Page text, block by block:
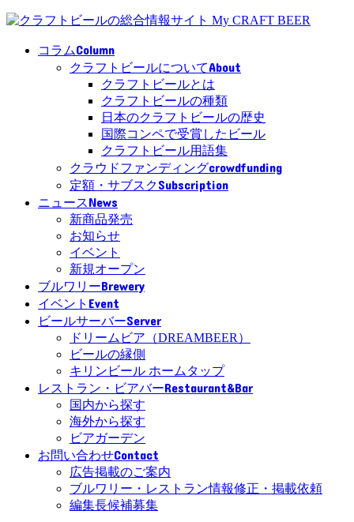
コラムColumn
クラフトビールについてAbout
クラフトビールとは
クラフトビールの種類
日本のクラフトビールの歴史
国際コンペで受賞したビール
クラフトビール用語集
クラウドファンディングcrowdfunding
定額・サブスクSubscription
ニュースNews
新商品発売
お知らせ
イベント
新規オープン
ブルワリーBrewery
イベント Event
ビールサーバーServer
ドリームビア（DREAMBEER）
ビールの縁側
キリンビール ホームタップ
レストラン・ビアバーRestaurant&Bar
国内から探す
海外から探す
ビアガーデン
お問い合わせContact
広告掲載のご案内
ブルワリー・レストラン情報修正・掲載依頼
編集長候補募集